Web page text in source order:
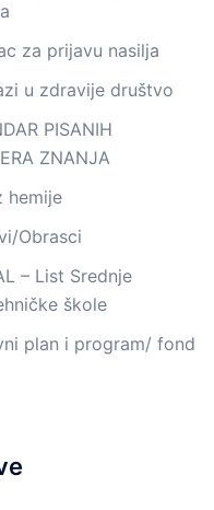
za prijavu nasilja
u zdravije društvo
PISANIH
ZNANJA
hemije
Obrasci
– List Srednje
škole
plan i program/ fond